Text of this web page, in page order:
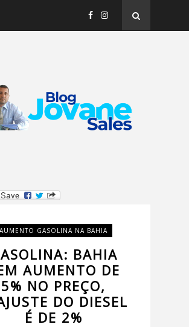
AUMENTO GASOLINA NA BAHIA
BAHIA
AUMENTO DE
5% NO PREÇO,
DO DIESEL
É DE 2%